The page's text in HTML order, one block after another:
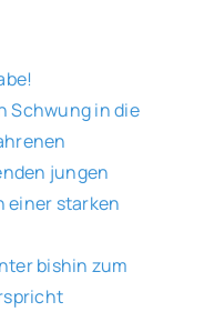
Schwung in die
jungen
einer starken
bishin zum